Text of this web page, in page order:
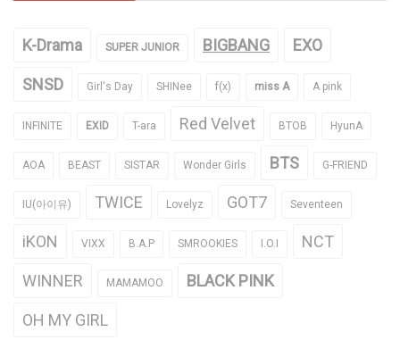
K-Drama SUPER JUNIOR BIGBANG EXO
SNSD Girl's Day SHINee f(x) miss A A pink
INFINITE EXID T-ara Red Velvet BTOB HyunA
AOA BEAST SISTAR Wonder Girls BTS G-FRIEND
IU(아이유) TWICE Lovelyz GOT7 Seventeen
iKON VIXX B.A.P SMROOKIES I.O.I NCT
WINNER MAMAMOO BLACK PINK
OH MY GIRL